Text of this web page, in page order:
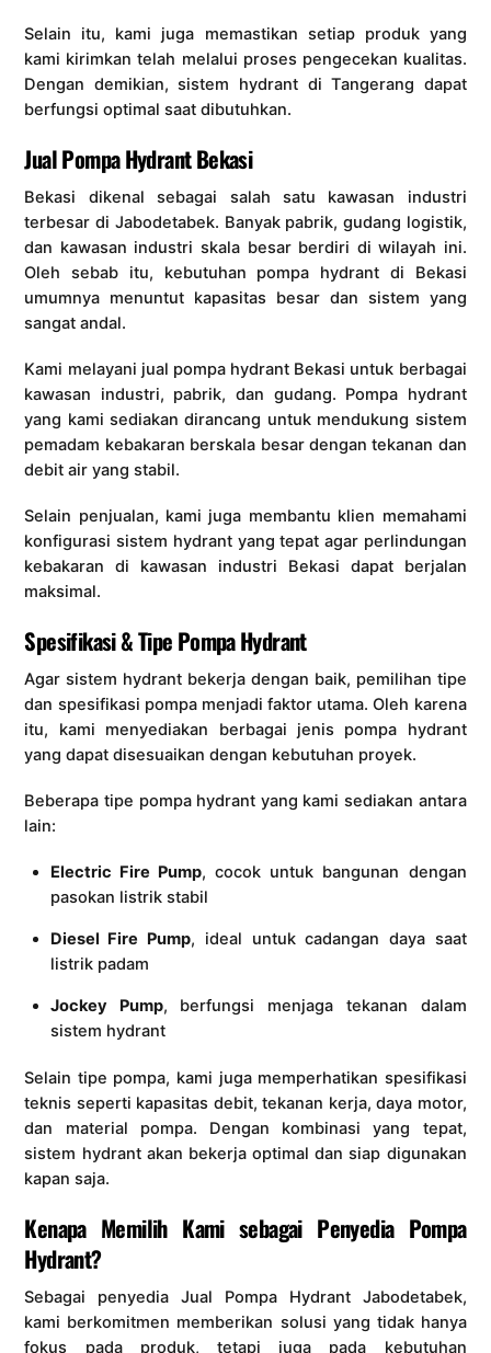
Selain itu, kami juga memastikan setiap produk yang
kami kirimkan telah melalui proses pengecekan kualitas.
Dengan demikian, sistem hydrant di Tangerang dapat
berfungsi optimal saat dibutuhkan.
Jual Pompa Hydrant Bekasi
Bekasi dikenal sebagai salah satu kawasan industri
terbesar di Jabodetabek. Banyak pabrik, gudang logistik,
dan kawasan industri skala besar berdiri di wilayah ini.
Oleh sebab itu, kebutuhan pompa hydrant di Bekasi
umumnya menuntut kapasitas besar dan sistem yang
sangat andal.
Kami melayani jual pompa hydrant Bekasi untuk berbagai
kawasan industri, pabrik, dan gudang. Pompa hydrant
yang kami sediakan dirancang untuk mendukung sistem
pemadam kebakaran berskala besar dengan tekanan dan
debit air yang stabil.
Selain penjualan, kami juga membantu klien memahami
konfigurasi sistem hydrant yang tepat agar perlindungan
kebakaran di kawasan industri Bekasi dapat berjalan
maksimal.
Spesifikasi & Tipe Pompa Hydrant
Agar sistem hydrant bekerja dengan baik, pemilihan tipe
dan spesifikasi pompa menjadi faktor utama. Oleh karena
itu, kami menyediakan berbagai jenis pompa hydrant
yang dapat disesuaikan dengan kebutuhan proyek.
Beberapa tipe pompa hydrant yang kami sediakan antara
lain:
Electric Fire Pump, cocok untuk bangunan dengan
pasokan listrik stabil
Diesel Fire Pump, ideal untuk cadangan daya saat
listrik padam
Jockey Pump, berfungsi menjaga tekanan dalam
sistem hydrant
Selain tipe pompa, kami juga memperhatikan spesifikasi
teknis seperti kapasitas debit, tekanan kerja, daya motor,
dan material pompa. Dengan kombinasi yang tepat,
sistem hydrant akan bekerja optimal dan siap digunakan
kapan saja.
Kenapa Memilih Kami sebagai Penyedia Pompa
Hydrant?
Sebagai penyedia Jual Pompa Hydrant Jabodetabek,
kami berkomitmen memberikan solusi yang tidak hanya
fokus pada produk, tetapi juga pada kebutuhan